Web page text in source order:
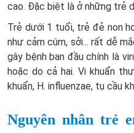
cao. Đặc biệt là ở những trẻ
Trẻ dưới 1 tuổi, trẻ đẻ non
như cảm cúm, sởi... rất dễ
gây bệnh ban đầu chính là
hoặc do cả hai. Vi khuẩn
khuẩn, H. influenzae, tụ cầu
Nguyên nhân trẻ